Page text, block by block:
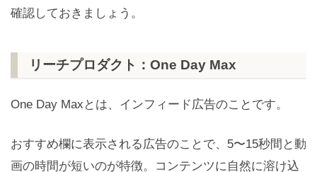
確認しておきましょう。
リーチプロダクト：One Day Max
One Day Maxとは、インフィード広告のことです。
おすすめ欄に表示される広告のことで、5〜15秒間と動
画の時間が短いのが特徴。コンテンツに自然に溶け込